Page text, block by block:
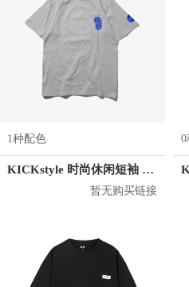
1种配色
KICKstyle 时尚休闲短袖 男女同款
暂无购买链接
0